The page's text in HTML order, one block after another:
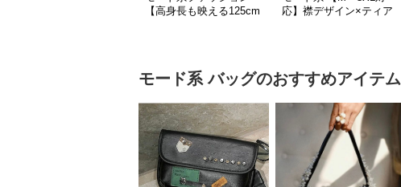
【高身長も映える125cm
応】襟デザイン×ティア
モード系 バッグのおすすめアイテム